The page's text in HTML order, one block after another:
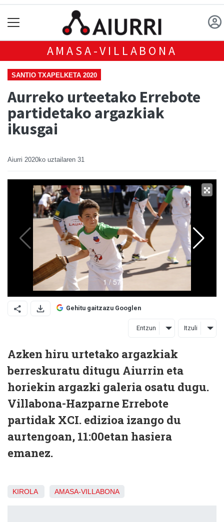
AMASA-VILLABONA
SANTIO TXAPELKETA 2020
Aurreko urteetako Errebote
partidetako argazkiak
ikusgai
Aiurri 2020ko uztailaren 31
Gehitu gaitzazu Googlen
Entzun Itzuli
Azken hiru urtetako argazkiak
berreskuratu ditugu Aiurrin eta
horiekin argazki galeria osatu dugu.
Villabona-Hazparne Errebote
partidak XCI. edizioa izango du
aurtengoan, 11:00etan hasiera
emanez.
KIROLA AMASA-VILLABONA